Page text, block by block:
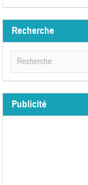
Recherche
Publicité